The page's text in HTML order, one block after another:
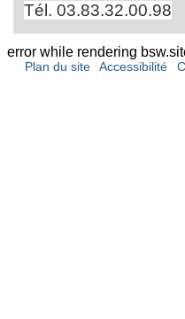
Tél. 03.83.32.00.98
error while rendering
Plan du site Accessibilité